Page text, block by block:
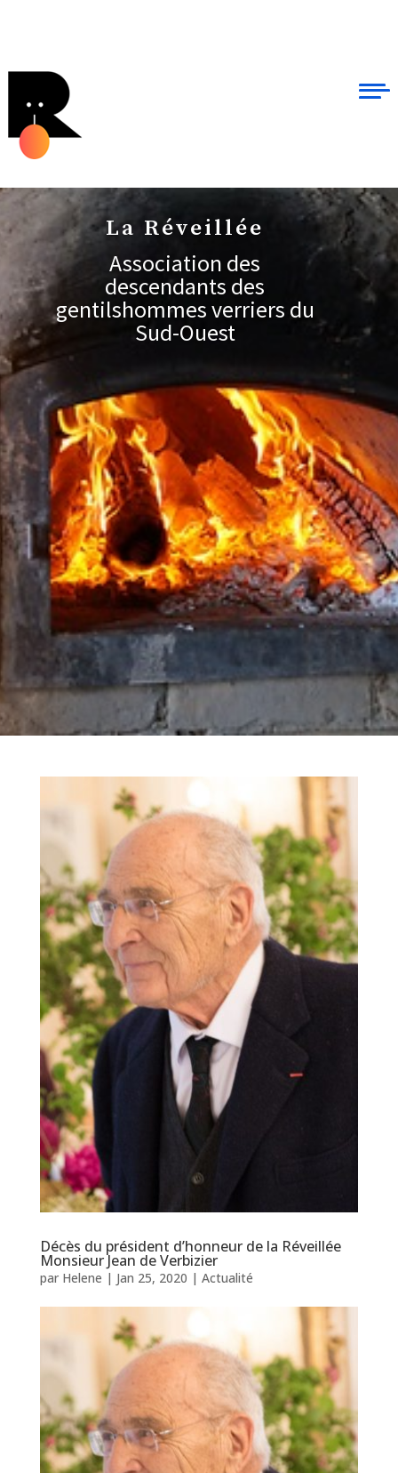
La Réveillée
Association des
descendants des
gentilshommes verriers du
Sud-Ouest
Décès du président d’honneur de la Réveillée
Monsieur Jean de Verbizier
par Helene | Jan 25, 2020 | Actualité